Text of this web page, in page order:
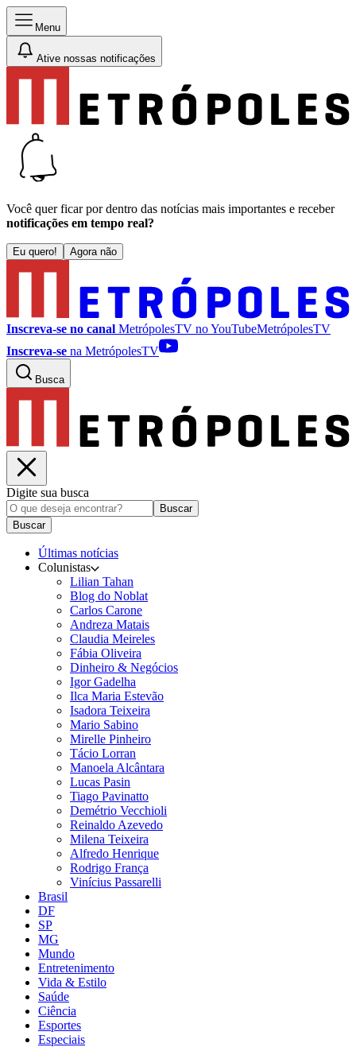
Menu
Ative nossas notificações
Você quer ficar por dentro das notícias mais importantes e receber
notificações em tempo real?
Eu quero! Agora não
Inscreva-se no canal MetrópolesTV noYouTubeMetrópolesTV
Inscreva-se na MetrópolesTV
Busca
Digite sua busca
Buscar
Buscar
Últimas notícias
Colunistas
Lilian Tahan
Blog do Noblat
Carlos Carone
Andreza Matais
Claudia Meireles
Fábia Oliveira
Dinheiro & Negócios
Igor Gadelha
Ilca Maria Estevão
Isadora Teixeira
Mario Sabino
Mirelle Pinheiro
Tácio Lorran
Manoela Alcântara
Lucas Pasin
Tiago Pavinatto
Demétrio Vecchioli
Reinaldo Azevedo
Milena Teixeira
Alfredo Henrique
Rodrigo França
Vinícius Passarelli
Brasil
DF
SP
MG
Mundo
Entretenimento
Vida & Estilo
Saúde
Ciência
Esportes
Especiais